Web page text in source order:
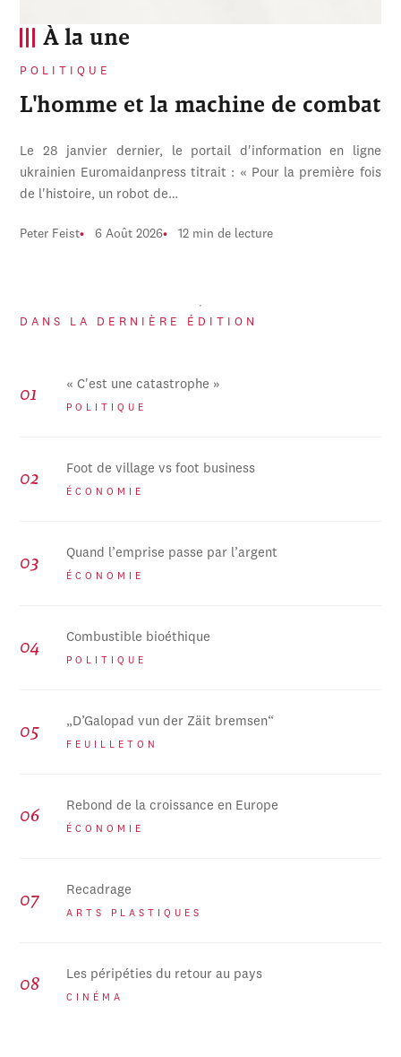
À la une
POLITIQUE
L'homme et la machine de combat
Le 28 janvier dernier, le portail d'information en ligne
ukrainien Euromaidanpress titrait : « Pour la première fois
de l'histoire, un robot de…
Peter Feist 6 Août 2026 12 min de lecture
DANS LA DERNIÈRE ÉDITION
« C'est une catastrophe »
POLITIQUE
Foot de village vs foot business
ÉCONOMIE
Quand l’emprise passe par l’argent
ÉCONOMIE
Combustible bioéthique
POLITIQUE
„D’Galopad vun der Zäit bremsen“
FEUILLETON
Rebond de la croissance en Europe
ÉCONOMIE
Recadrage
ARTS PLASTIQUES
Les péripéties du retour au pays
CINÉMA